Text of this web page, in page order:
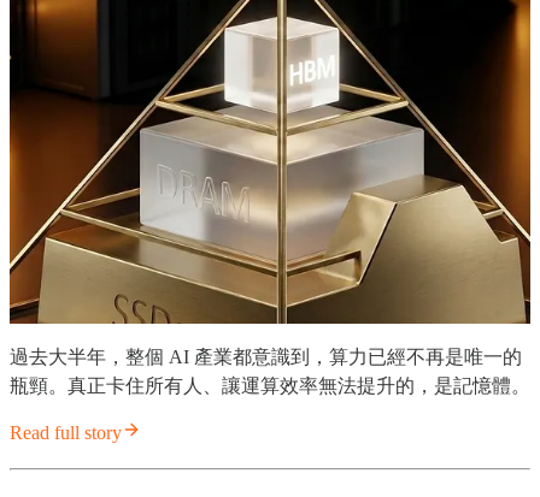
過去大半年，整個 AI 產業都意識到，算力已經不再是唯一的
瓶頸。真正卡住所有人、讓運算效率無法提升的，是記憶體。
Read full story